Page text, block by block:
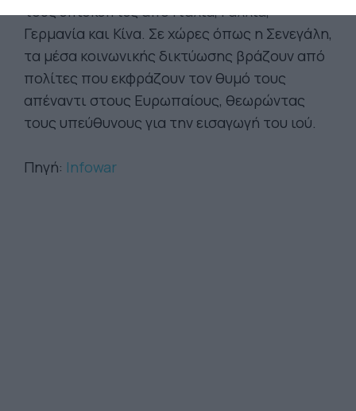
τους επισκέπτες από Ιταλία, Γαλλία,
Γερμανία και Κίνα. Σε χώρες όπως η Σενεγάλη,
τα μέσα κοινωνικής δικτύωσης βράζουν από
πολίτες που εκφράζουν τον θυμό τους
απέναντι στους Ευρωπαίους, θεωρώντας
τους υπεύθυνους για την εισαγωγή του ιού.
Πηγή: Infowar